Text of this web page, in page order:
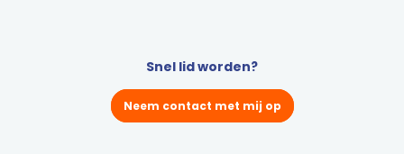
Snel lid worden?
Neem contact met mij op